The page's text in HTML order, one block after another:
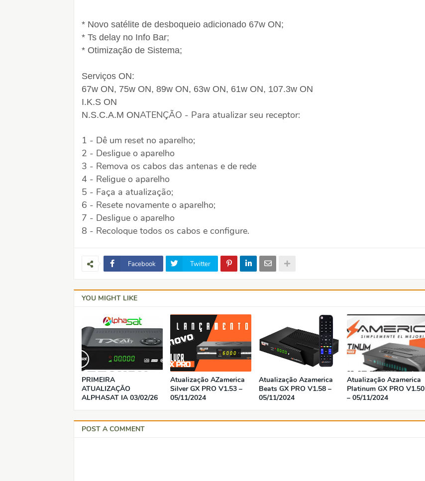
* Novo satélite de desboqueio adicionado 67w ON;
* Ts delay no Info Bar;
* Otimização de Sistema;
Serviços ON:
67w ON, 75w ON, 89w ON, 63w ON, 61w ON, 107.3w ON
I.K.S ON
N.S.C.A.M ONATENÇÃO - Para atualizar seu receptor:
1 - Dê um reset no aparelho;
2 - Desligue o aparelho
3 - Remova os cabos das antenas e de rede
4 - Religue o aparelho
5 - Faça a atualização;
6 - Resete novamente o aparelho;
7 - Desligue o aparelho
8 - Recoloque todos os cabos e configure.
Facebook Twitter
YOU MIGHT LIKE
PRIMEIRA
ATUALIZAÇÃO
ALPHASAT IA 03/02/26
Atualização AZamerica
Silver GX PRO V1.53 –
05/11/2024
Atualização Azamerica
Beats GX PRO V1.58 –
05/11/2024
Atualização Azamerica
Platinum GX PRO V1.50
– 05/11/2024
POST A COMMENT